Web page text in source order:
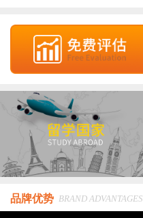
品牌优势 BRAND ADVANTAGES